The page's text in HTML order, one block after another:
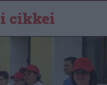
cikkei